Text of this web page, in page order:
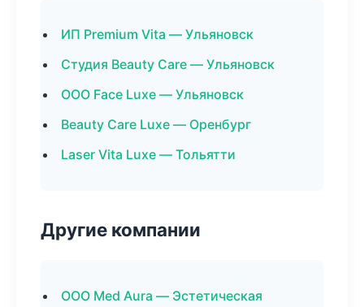
ИП Premium Vita — Ульяновск
Студия Beauty Care — Ульяновск
ООО Face Luxe — Ульяновск
Beauty Care Luxe — Оренбург
Laser Vita Luxe — Тольятти
Другие компании
ООО Med Aura — Эстетическая